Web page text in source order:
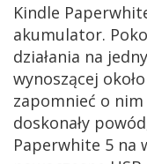
Kindle
akumulator.
działania na
wynoszącej
zapomnieć o
doskonały
Paperwhite 5 na